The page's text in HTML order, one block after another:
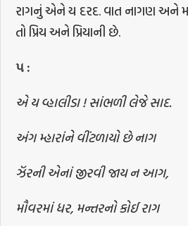
રાગનું એને ય દરદ. વાત નાગણ અને
તો પ્રિય અને પ્રિયાની છે.
૫:
એ ય વ્હાલીડા ! સાંભળી લેજે સાદ.
અંગ મ્હારાંને વીંટળાયો છે નાગ
ઝૅરની એનાં જીરવી જાય ન આગ,
મૌવરમાં ધર, મન્તરનો કોઈ રાગ